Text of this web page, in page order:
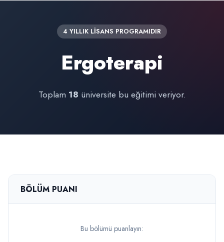
4 YILLIK LİSANS PROGRAMIDIR
Ergoterapi
Toplam 18 üniversite bu eğitimi veriyor.
BÖLÜM PUANI
Bu bölümü puanlayın: